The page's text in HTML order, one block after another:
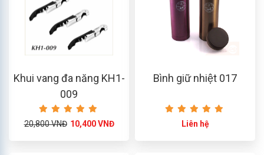
Khui vang đa năng KH1-
009
20,800 VNĐ 10,400 VNĐ
Bình giữ nhiệt 017
Liên hệ